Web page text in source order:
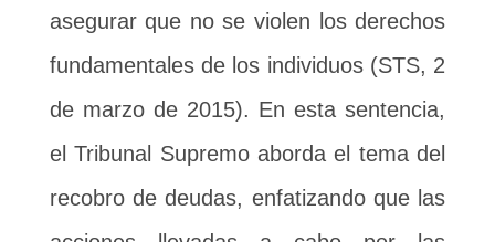
asegurar que no se violen los derechos
fundamentales de los individuos (STS, 2
de marzo de 2015). En esta sentencia,
el Tribunal Supremo aborda el tema del
recobro de deudas, enfatizando que las